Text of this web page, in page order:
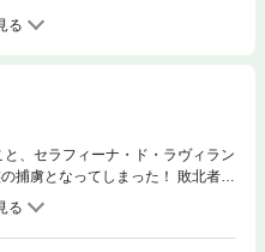
る
と、セラフィーナ・ド・ラヴィラン
捕虜となってしまった！ 敗北者で
讐、拷問、そして陵辱の日々―
「蛮族王との結婚」で――！？
、開幕！！